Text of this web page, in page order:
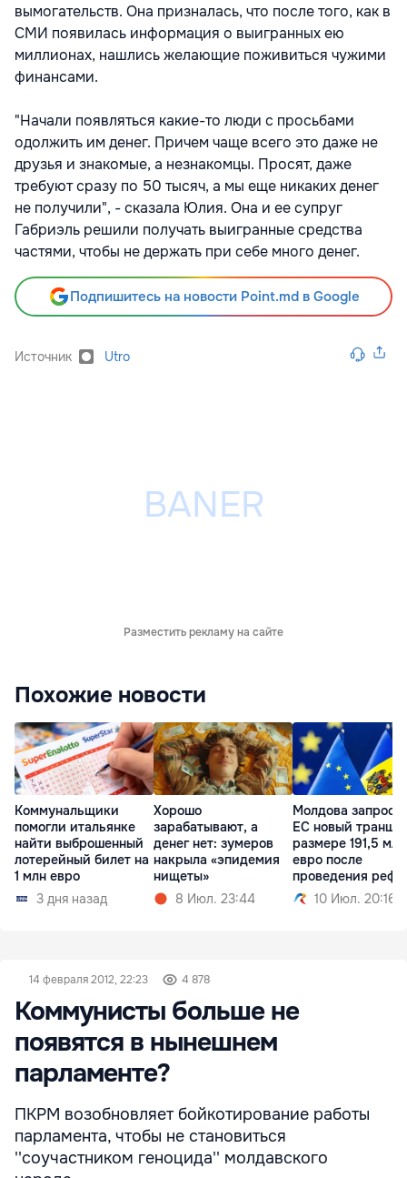
вымогательств. Она призналась, что после того, как в
СМИ появилась информация о выигранных ею
миллионах, нашлись желающие поживиться чужими
финансами.
"Начали появляться какие-то люди с просьбами
одолжить им денег. Причем чаще всего это даже не
друзья и знакомые, а незнакомцы. Просят, даже
требуют сразу по 50 тысяч, а мы еще никаких денег
не получили", - сказала Юлия. Она и ее супруг
Габриэль решили получать выигранные средства
частями, чтобы не держать при себе много денег.
Подпишитесь на новости Point.md в Google
Источник Utro
Разместить рекламу на сайте
Похожие новости
Коммунальщики
помогли итальянке
найти выброшенный
лотерейный билет на
1 млн евро
3 дня назад
Хорошо
зарабатывают, а
денег нет: зумеров
накрыла «эпидемия
нищеты»
8 Июл. 23:44
Молдова
ЕС новый транш в
размере 191,5 млн
евро после
проведения
10 Июл. 20:16
14 февраля 2012, 22:23 4 878
Коммунисты больше не
появятся в нынешнем
парламенте?
ПКРМ возобновляет бойкотирование работы
парламента, чтобы не становиться
''соучастником геноцида'' молдавского